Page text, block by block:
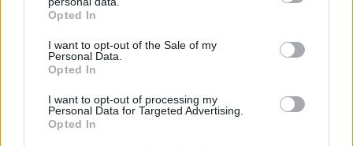
grant or deny consent to Google and its third-party tags to
use your data for below specified purposes in below Google
consent section.
Opted In
I want to opt-out of the Sale of my
Personal Data.
Opted In
I want to opt-out of processing my
Personal Data for Targeted Advertising.
Opted In